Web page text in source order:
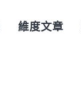
維度文章